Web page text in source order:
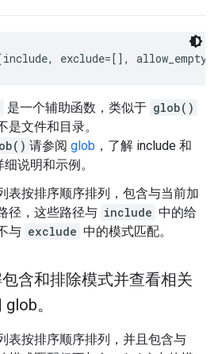
exclude=[],
是一个辅助函数，类似于 glob()
是文件和目录。
请参阅 glob ，了解 include 和
说明和示例。
表按排序顺序排列，包含与当前加
径，这些路径与 include 中的给
与 exclude 中的模式匹配。
含和排除模式并查看相关
。
表按排序顺序排列，并且包含与